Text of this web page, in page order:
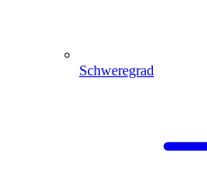
Schweregrad